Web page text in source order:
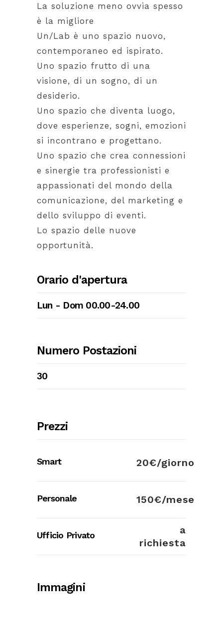
La soluzione meno ovvia spesso
è la migliore
Un/Lab è uno spazio nuovo,
contemporaneo ed ispirato.
Uno spazio frutto di una
visione, di un sogno, di un
desiderio.
Uno spazio che diventa luogo,
dove esperienze, sogni, emozioni
si incontrano e progettano.
Uno spazio che crea connessioni
e sinergie tra professionisti e
appassionati del mondo della
comunicazione, del marketing e
dello sviluppo di eventi.
Lo spazio delle nuove
opportunità.
Orario d'apertura
Lun - Dom 00.00-24.00
Numero Postazioni
30
Prezzi
Smart 20€/giorno
Personale 150€/mese
Ufficio Privato
a
richiesta
Immagini